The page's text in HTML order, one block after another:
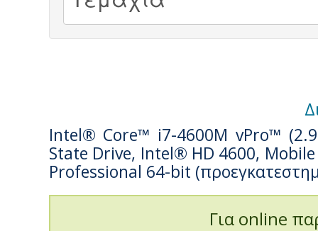
Intel® Core™ i7-4600M vPro™
State Drive, Intel® HD 4600,
Professional 64-bit
Για online